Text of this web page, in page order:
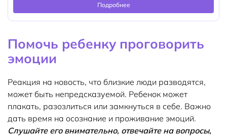
Подробнее
Помочь ребенку проговорить
эмоции
Реакция на новость, что близкие люди разводятся,
может быть непредсказуемой. Ребенок может
плакать, разозлиться или замкнуться в себе. Важно
дать время на осознание и проживание эмоций.
Слушайте его внимательно, отвечайте на вопросы,